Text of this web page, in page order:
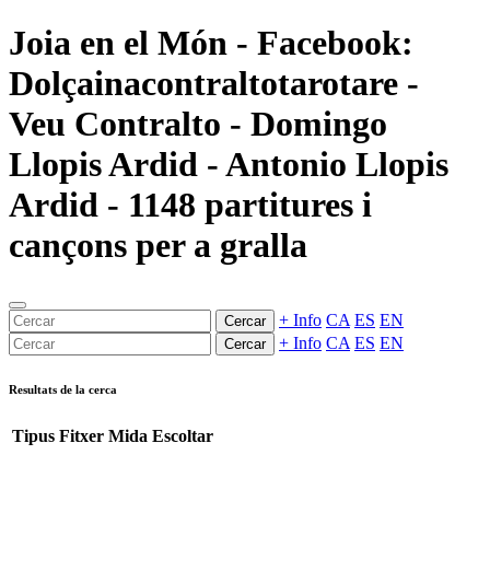
Joia en el Món - Facebook:
Dolçainacontraltotarotare -
Veu Contralto - Domingo
Llopis Ardid - Antonio Llopis
Ardid - 1148 partitures i
cançons per a gralla
Cercar + Info CA ES EN
Cercar + Info CA ES EN
Resultats de la cerca
Tipus Fitxer Mida Escoltar